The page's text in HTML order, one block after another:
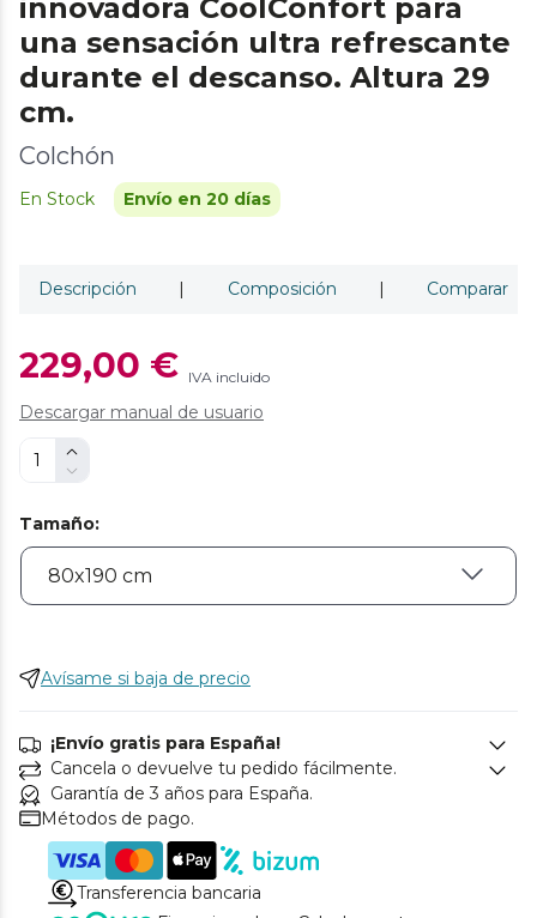
innovadora CoolConfort para
una sensación ultra refrescante
durante el descanso. Altura 29
cm.
Colchón
En Stock Envío en 20 días
Descripción | Composición | Comparar
229,00 € IVA incluido
Descargar manual de usuario
Tamaño:
Avísame si baja de precio
¡Envío gratis para España!
Cancela o devuelve tu pedido fácilmente.
Garantía de 3 años para España.
Métodos de pago.
Transferencia bancaria